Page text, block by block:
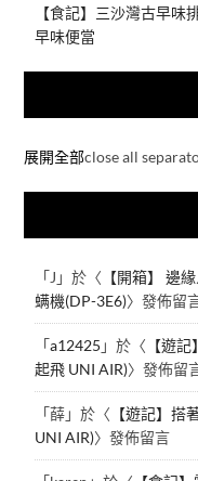
【食記】三沙灣古早
早味便當
展開全部close all
「J 」於〈 【開箱】 邊
螨機(DP-3E6)〉發佈留
「a12425 」於〈 【遊
起飛 UNI AIR)〉發佈留
「薛」於〈 【遊記】搭
UNI AIR)〉發佈留言